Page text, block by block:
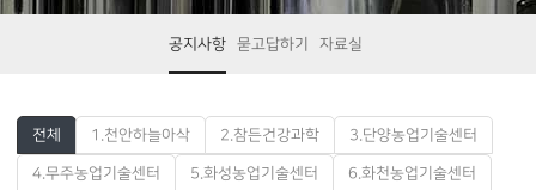
공지사항 묻고답하기 자료실
전체 1.천안하늘아삭 2.참든건강과학 3.단양농업기술센터
4.무주농업기술센터 5.화성농업기술센터 6.화천농업기술센터